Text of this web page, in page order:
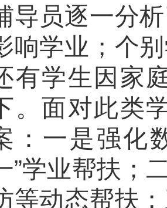
导员逐一分
响学业；个
有学生因家
。面对此类
：一是强化
”学业帮扶；
等动态帮扶